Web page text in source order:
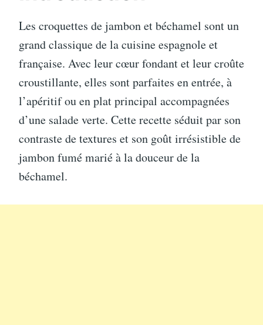
Les croquettes de jambon et béchamel sont un
grand classique de la cuisine espagnole et
française. Avec leur cœur fondant et leur croûte
croustillante, elles sont parfaites en entrée, à
l’apéritif ou en plat principal accompagnées
d’une salade verte. Cette recette séduit par son
contraste de textures et son goût irrésistible de
jambon fumé marié à la douceur de la
béchamel.